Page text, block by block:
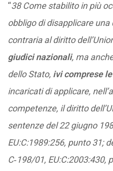
“38 Come stabilito in più
obbligo di disapplicare
contraria al diritto
giudici nazionali, ma
dello Stato, ivi comprese
incaricati di applicare,
competenze, il diritto
sentenze del 22 giugno
EU:C:1989:256, punto 31;
C‑198/01, EU:C:2003:430,